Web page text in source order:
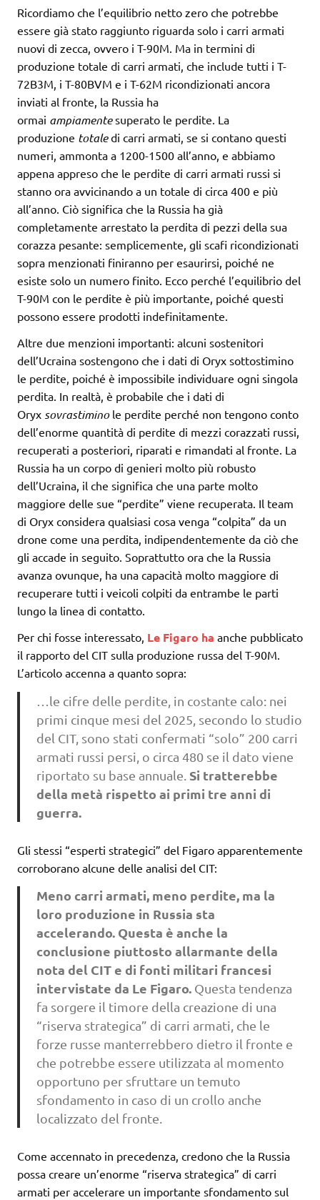
Ricordiamo che l’equilibrio netto zero che potrebbe
essere già stato raggiunto riguarda solo i carri armati
nuovi di zecca, ovvero i T-90M. Ma in termini di
produzione totale di carri armati, che include tutti i T-
72B3M, i T-80BVM e i T-62M ricondizionati ancora
inviati al fronte, la Russia ha
ormai ampiamentesuperato le perdite. La
produzione totaledi carri armati, se si contano questi
numeri, ammonta a 1200-1500 all’anno, e abbiamo
appena appreso che le perdite di carri armati russi si
stanno ora avvicinando a un totale di circa 400 e più
all’anno. Ciò significa che la Russia ha già
completamente arrestato la perdita di pezzi della sua
corazza pesante: semplicemente, gli scafi ricondizionati
sopra menzionati finiranno per esaurirsi, poiché ne
esiste solo un numero finito. Ecco perché l’equilibrio del
T-90M con le perdite è più importante, poiché questi
possono essere prodotti indefinitamente.
Altre due menzioni importanti: alcuni sostenitori
dell’Ucraina sostengono che i dati di Oryx sottostimino
le perdite, poiché è impossibile individuare ogni singola
perdita. In realtà, è probabile che i dati di
Oryx sovrastimino le perdite perché non tengono conto
dell’enorme quantità di perdite di mezzi corazzati russi,
recuperati a posteriori, riparati e rimandati al fronte. La
Russia ha un corpo di genieri molto più robusto
dell’Ucraina, il che significa che una parte molto
maggiore delle sue “perdite” viene recuperata. Il team
di Oryx considera qualsiasi cosa venga “colpita” da un
drone come una perdita, indipendentemente da ciò che
gli accade in seguito. Soprattutto ora che la Russia
avanza ovunque, ha una capacità molto maggiore di
recuperare tutti i veicoli colpiti da entrambe le parti
lungo la linea di contatto.
Per chi fosse interessato, Le Figaro ha anche pubblicato
il rapporto del CIT sulla produzione russa del T-90M.
L’articolo accenna a quanto sopra:
…le cifre delle perdite, in costante calo: nei
primi cinque mesi del 2025, secondo lo studio
del CIT, sono stati confermati “solo” 200 carri
armati russi persi, o circa 480 se il dato viene
riportato su base annuale. Si tratterebbe
della metà rispetto ai primi tre anni di
guerra.
Gli stessi “esperti strategici” del Figaro apparentemente
corroborano alcune delle analisi del CIT:
Meno carri armati, meno perdite, ma la
loro produzione in Russia sta
accelerando. Questa è anche la
conclusione piuttosto allarmante della
nota del CIT e di fonti militari francesi
intervistate da Le Figaro. Questa tendenza
fa sorgere il timore della creazione di una
“riserva strategica” di carri armati, che le
forze russe manterrebbero dietro il fronte e
che potrebbe essere utilizzata al momento
opportuno per sfruttare un temuto
sfondamento in caso di un crollo anche
localizzato del fronte.
Come accennato in precedenza, credono che la Russia
possa creare un’enorme “riserva strategica” di carri
armati per accelerare un importante sfondamento sul